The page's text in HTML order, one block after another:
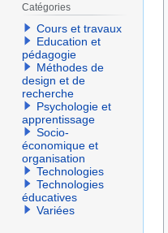
Catégories
Cours et travaux
Education et
pédagogie
Méthodes de
design et de
recherche
Psychologie et
apprentissage
Socio-
économique et
organisation
Technologies
Technologies
éducatives
Variées